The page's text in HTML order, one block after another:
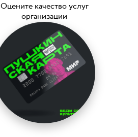
Оцените качество услуг
организации